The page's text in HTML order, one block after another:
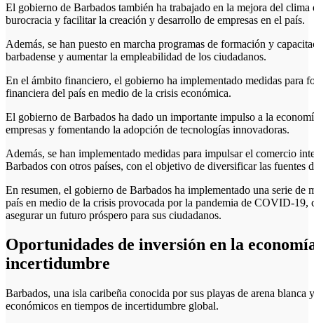
El gobierno de Barbados también ha trabajado en la mejora del
burocracia y facilitar la creación y desarrollo de empresas en el país.
Además, se han puesto en marcha programas de formación y
barbadense y aumentar la empleabilidad de los ciudadanos.
En el ámbito financiero, el gobierno ha implementado medidas para
financiera del país en medio de la crisis económica.
El gobierno de Barbados ha dado un importante impulso a la
empresas y fomentando la adopción de tecnologías innovadoras.
Además, se han implementado medidas para impulsar el comercio
Barbados con otros países, con el objetivo de diversificar las fuentes
En resumen, el gobierno de Barbados ha implementado una serie de
país en medio de la crisis provocada por la pandemia de COVID-
asegurar un futuro próspero para sus ciudadanos.
Oportunidades de inversión en la
incertidumbre
Barbados, una isla caribeña conocida por sus playas de arena blanca
económicos en tiempos de incertidumbre global.